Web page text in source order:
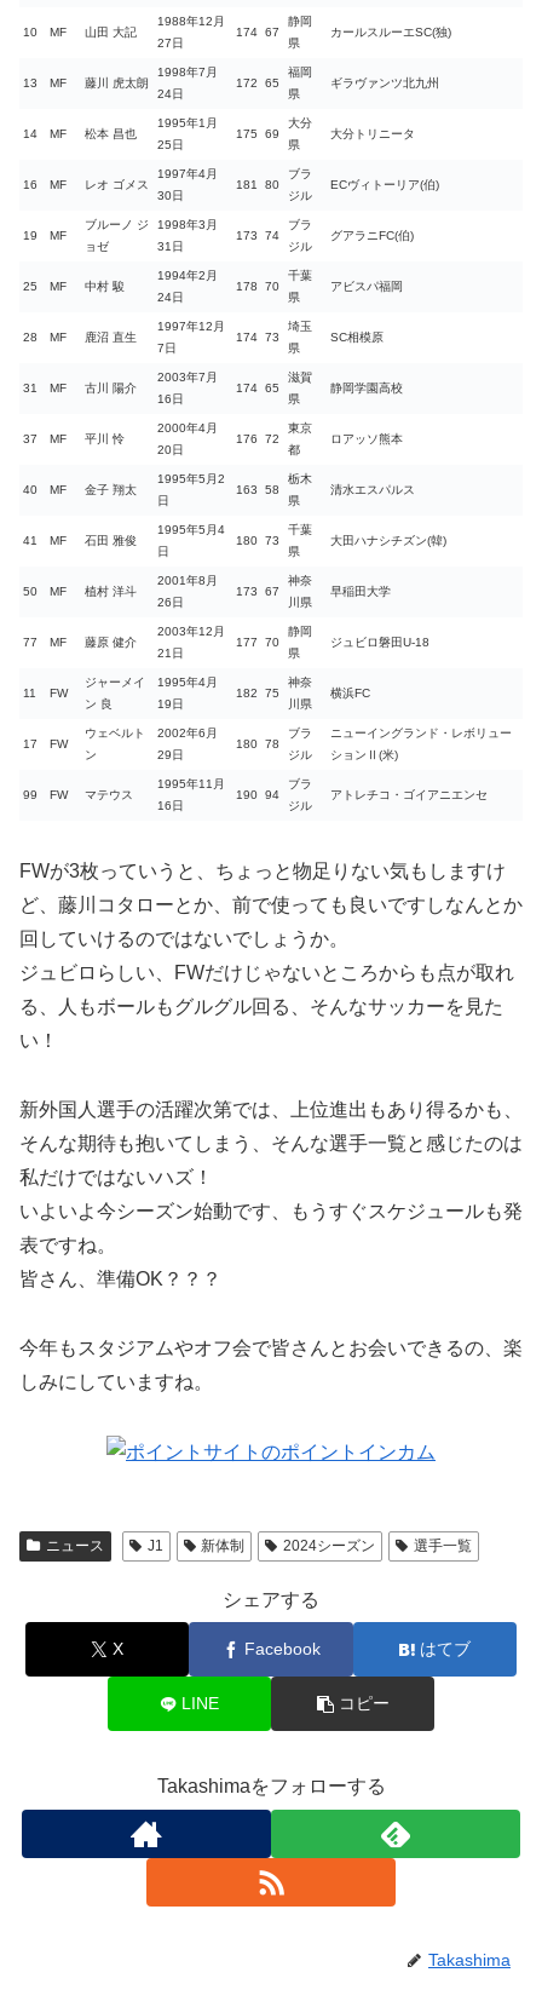
10 MF 山田 大記
1988年12月
27日
174 67
静岡
県
カールスルーエSC(独)
13 MF 藤川 虎太朗
1998年7月
24日
172 65
福岡
県
ギラヴァンツ北九州
14 MF 松本 昌也
1995年1月
25日
175 69
大分
県
大分トリニータ
16 MF レオ ゴメス
1997年4月
30日
181 80
ブラ
ジル
ECヴィトーリア(伯)
19 MF
ブルーノ ジ
ョゼ
1998年3月
31日
173 74
ブラ
ジル
グアラニFC(伯)
25 MF 中村 駿
1994年2月
24日
178 70
千葉
県
アビスパ福岡
28 MF 鹿沼 直生
1997年12月
7日
174 73
埼玉
県
SC相模原
31 MF 古川 陽介
2003年7月
16日
174 65
滋賀
県
静岡学園高校
37 MF 平川 怜
2000年4月
20日
176 72
東京
都
ロアッソ熊本
40 MF 金子 翔太
1995年5月2
日
163 58
栃木
県
清水エスパルス
41 MF 石田 雅俊
1995年5月4
日
180 73
千葉
県
大田ハナシチズン(韓)
50 MF 植村 洋斗
2001年8月
26日
173 67
神奈
川県
早稲田大学
77 MF 藤原 健介
2003年12月
21日
177 70
静岡
県
ジュビロ磐田U-18
11 FW
ジャーメイ
ン 良
1995年4月
19日
182 75
神奈
川県
横浜FC
17 FW
ウェベルト
ン
2002年6月
29日
180 78
ブラ
ジル
ニューイングランド・レボリュー
ションⅡ(米)
99 FW マテウス
1995年11月
16日
190 94
ブラ
ジル
アトレチコ・ゴイアニエンセ
FWが3枚っていうと、ちょっと物足りない気もしますけ
ど、藤川コタローとか、前で使っても良いですしなんとか
回していけるのではないでしょうか。
ジュビロらしい、FWだけじゃないところからも点が取れ
る、人もボールもグルグル回る、そんなサッカーを見た
い！
新外国人選手の活躍次第では、上位進出もあり得るかも、
そんな期待も抱いてしまう、そんな選手一覧と感じたのは
私だけではないハズ！
いよいよ今シーズン始動です、もうすぐスケジュールも発
表ですね。
皆さん、準備OK？？？
今年もスタジアムやオフ会で皆さんとお会いできるの、楽
しみにしていますね。
ニュース J1 新体制 2024シーズン 選手一覧
シェアする
X Facebook はてブ
LINE コピー
Takashimaをフォローする
Takashima